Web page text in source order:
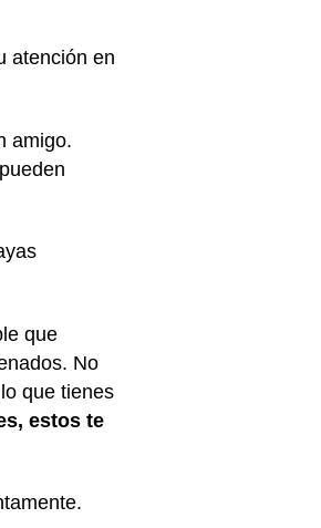
atención en
amigo.
que
No
que tienes
estos te